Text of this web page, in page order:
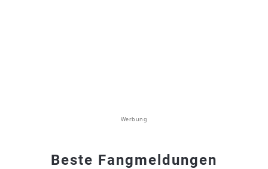
Werbung
Beste Fangmeldungen